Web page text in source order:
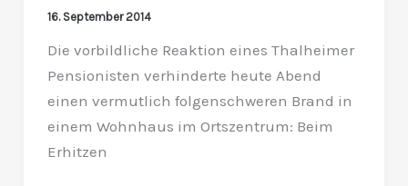
16. September 2014
Die vorbildliche Reaktion eines Thalheimer
Pensionisten verhinderte heute Abend
einen vermutlich folgenschweren Brand in
einem Wohnhaus im Ortszentrum: Beim
Erhitzen
Pensionisten